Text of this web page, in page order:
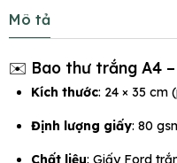
Mô tả
✉️ Bao thư trắng A4 –
Kích thước: 24 × 35 cm
Định lượng giấy: 80
Chất liệu: Giấy Ford